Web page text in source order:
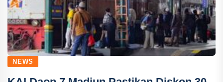
NEWS